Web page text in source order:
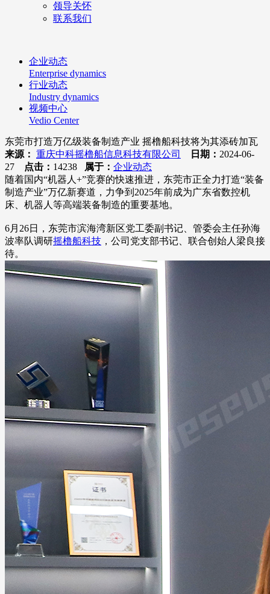
领导关怀
联系我们
企业动态
Enterprise dynamics
行业动态
Industry dynamics
视频中心
Vedio Center
东莞市打造万亿级装备制造产业 摇橹船科技将为其添砖加瓦
来源： 重庆中科摇橹船信息科技有限公司 日期： 2024-06-
27
点击： 14238 属于： 企业动态
随着国内“机器人+”竞赛的快速推进，东莞市正全力打造“装备
制造产业”万亿新赛道，力争到2025年前成为广东省数控机
床、机器人等高端装备制造的重要基地。
6月26日，东莞市滨海湾新区党工委副书记、管委会主任孙海
波率队调研摇橹船科技 ，公司党支部书记、联合创始人梁良接
待。